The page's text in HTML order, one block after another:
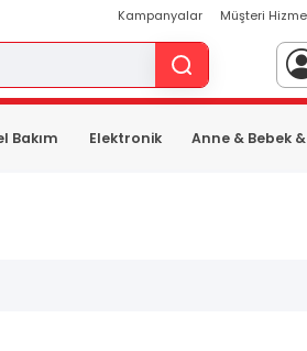
Kampanyalar Müşteri
Bakım Elektronik Anne & Bebek